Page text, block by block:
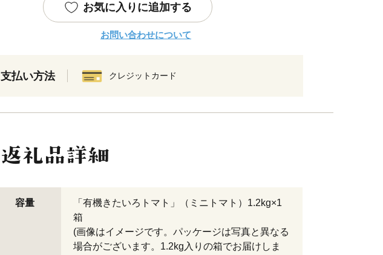
お気に入りに追加する
お問い合わせについて
支払い方法 クレジットカード
容量
「有機きたいろトマト」（ミニトマト）1.2kg×1
箱
(画像はイメージです。パッケージは写真と異なる
場合がございます。1.2kg入りの箱でお届けしま